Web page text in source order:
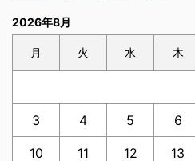
2026年8月
月 火 水 木
3 4 5 6
10 11 12 13